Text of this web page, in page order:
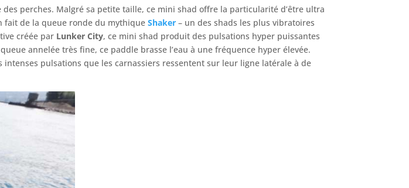
perches. Malgré sa petite taille, ce mini shad offre la particularité d’être ultra
fait de la queue ronde du mythiqueShaker – un des shads les plus vibratoires
créée par Lunker City, ce mini shad produit des pulsations hyper puissantes
annelée très fine, ce paddle brasse l’eau à une fréquence hyper élevée.
pulsations que les carnassiers ressentent sur leur ligne latérale à de